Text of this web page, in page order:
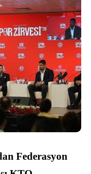
Federasyon